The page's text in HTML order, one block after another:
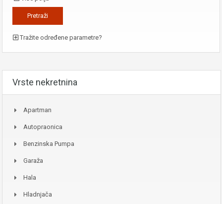
Tražite određene parametre?
Vrste nekretnina
Apartman
Autopraonica
Benzinska Pumpa
Garaža
Hala
Hladnjača